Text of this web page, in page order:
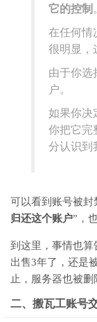
它的控制
在任何情
很明显，
由于你选
户。
如果你决
你把它完
分认识到
可以看到账号被封
归还这个账户”，
到这里，事情也
出售3年了，还是
止，服务器也被删
二、搬瓦工账号